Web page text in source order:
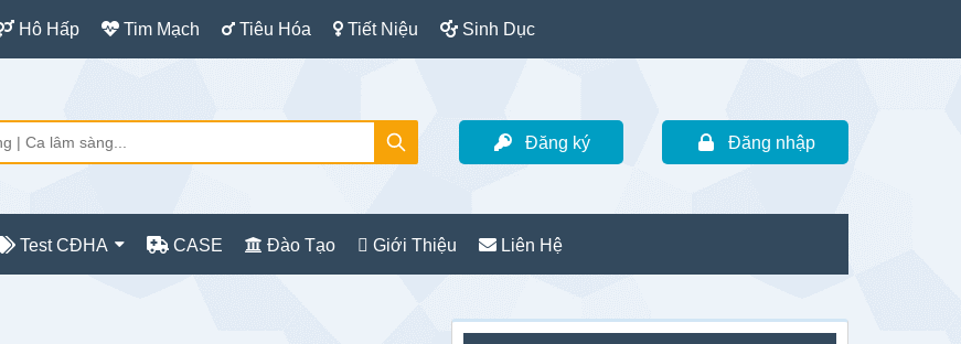
Hô Hấp Tim Mạch Tiêu Hóa Tiết Niệu Sinh Dục
Đăng ký Đăng nhập
Test CĐHA CASE Đào Tạo Giới Thiệu Liên Hệ
Sidebar